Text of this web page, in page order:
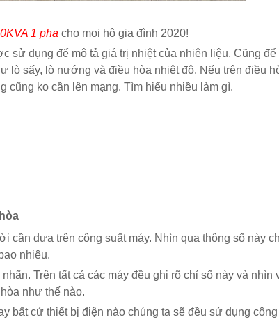
1 pha cho mọi hộ gia đình 2020!
sử dụng để mô tả giá trị nhiệt của nhiên liệu. Cũng để
lò sấy, lò nướng và điều hòa nhiệt độ. Nếu trên điều
cũng ko cần lên mạng. Tìm hiểu nhiều làm gì.
cần dựa trên công suất máy. Nhìn qua thông số này
nhiêu.
Trên tất cả các máy đều ghi rõ chỉ số này và nhìn
như thế nào.
bất cứ thiết bị điện nào chúng ta sẽ đều sử dụng